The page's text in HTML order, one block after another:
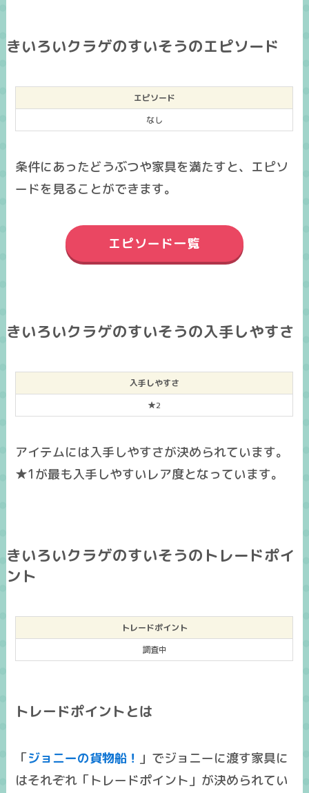
きいろいクラゲのすいそうのエピソード
エピソード
なし
条件にあったどうぶつや家具を満たすと、エピソ
ードを見ることができます。
エピソード一覧
きいろいクラゲのすいそうの入手しやすさ
入手しやすさ
★2
アイテムには入手しやすさが決められています。
★1が最も入手しやすいレア度となっています。
きいろいクラゲのすいそうのトレードポイ
ント
トレードポイント
調査中
トレードポイントとは
「ジョニーの貨物船！ 」でジョニーに渡す家具に
はそれぞれ「トレードポイント」が決められてい